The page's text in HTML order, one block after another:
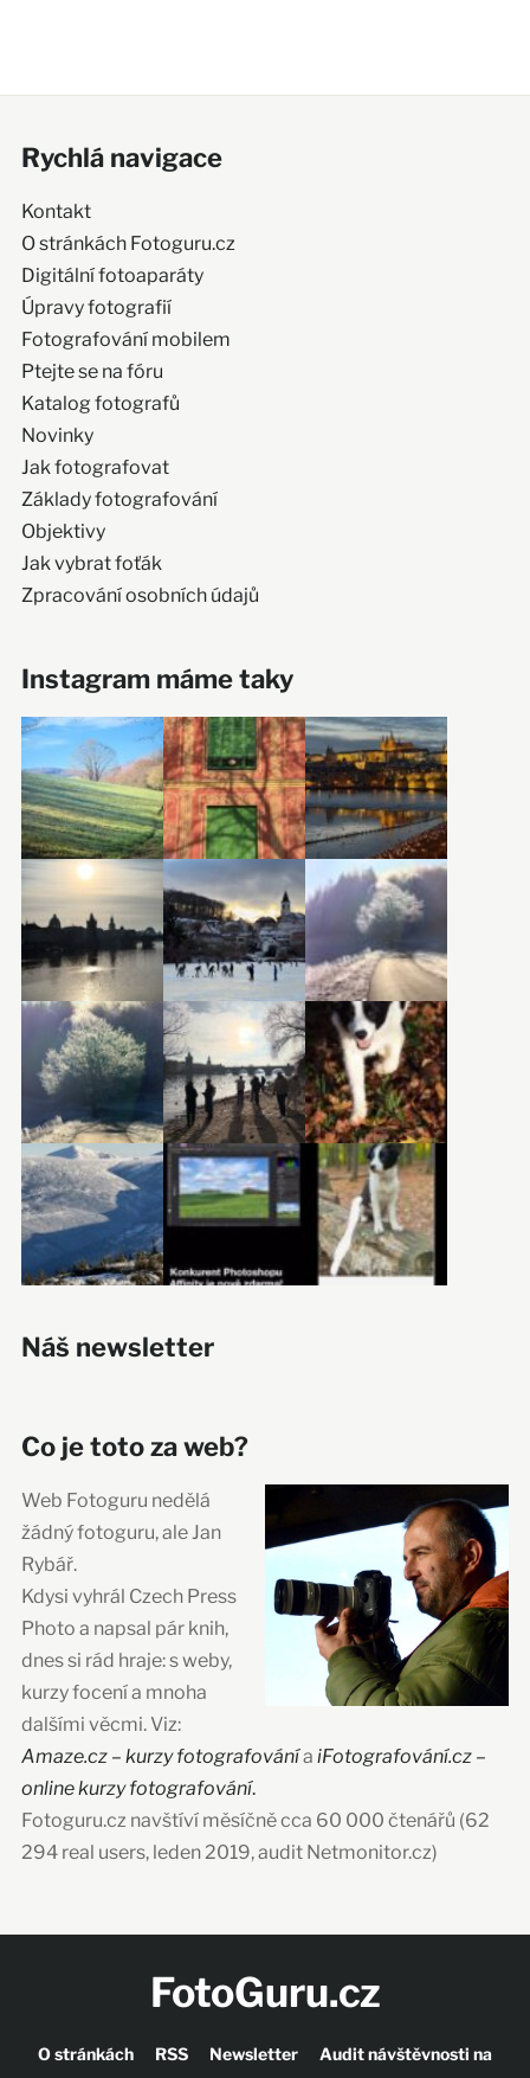
Rychlá navigace
Kontakt
O stránkách Fotoguru.cz
Digitální fotoaparáty
Úpravy fotografií
Fotografování mobilem
Ptejte se na fóru
Katalog fotografů
Novinky
Jak fotografovat
Základy fotografování
Objektivy
Jak vybrat foťák
Zpracování osobních údajů
Instagram máme taky
Náš newsletter
Co je toto za web?
Web Fotoguru nedělá
žádný fotoguru, ale Jan
Rybář.
Kdysi vyhrál Czech Press
Photo a napsal pár knih,
dnes si rád hraje: s weby,
kurzy focení a mnoha
dalšími věcmi. Viz:
Amaze.cz – kurzy fotografovánía iFotografování.cz –
online kurzy fotografování.
Fotoguru.cz navštíví měsíčně cca 60 000 čtenářů (62
294 real users, leden 2019, audit Netmonitor.cz)
FotoGuru.cz
O stránkách RSS Newsletter
Audit návštěvnosti na